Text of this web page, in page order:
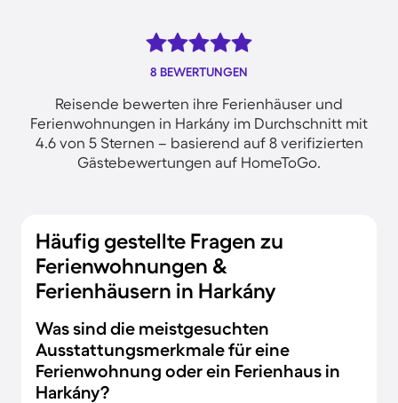
8 BEWERTUNGEN
Reisende bewerten ihre Ferienhäuser und
Ferienwohnungen in Harkány im Durchschnitt mit
4.6 von 5 Sternen – basierend auf 8 verifizierten
Gästebewertungen auf HomeToGo.
Häufig gestellte Fragen zu
Ferienwohnungen &
Ferienhäusern in Harkány
Was sind die meistgesuchten
Ausstattungsmerkmale für eine
Ferienwohnung oder ein Ferienhaus in
Harkány?